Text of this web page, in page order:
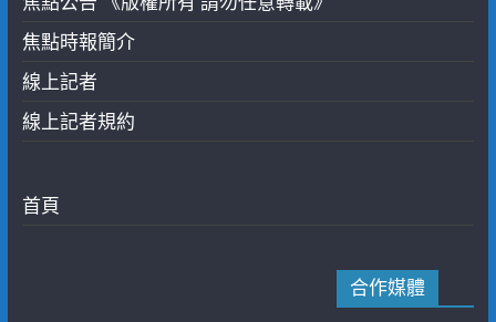
焦點時報簡介
線上記者
線上記者規約
首頁
合作媒體